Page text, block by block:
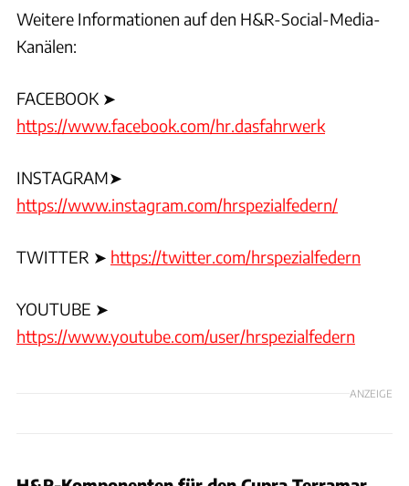
Weitere Informationen auf den H&R-Social-Media-
Kanälen:
FACEBOOK ➤
https://www.facebook.com/hr.dasfahrwerk
INSTAGRAM➤
https://www.instagram.com/hrspezialfedern/
TWITTER ➤ https://twitter.com/hrspezialfedern
YOUTUBE ➤
https://www.youtube.com/user/hrspezialfedern
ANZEIGE